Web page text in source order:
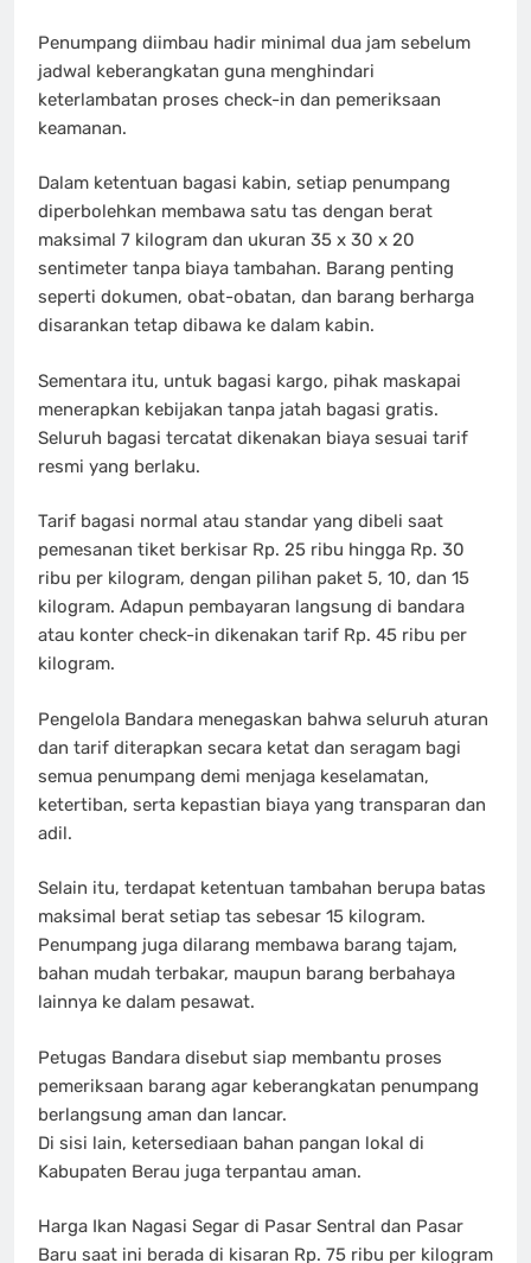
Penumpang diimbau hadir minimal dua jam sebelum
jadwal keberangkatan guna menghindari
keterlambatan proses check-in dan pemeriksaan
keamanan.
Dalam ketentuan bagasi kabin, setiap penumpang
diperbolehkan membawa satu tas dengan berat
maksimal 7 kilogram dan ukuran 35 x 30 x 20
sentimeter tanpa biaya tambahan. Barang penting
seperti dokumen, obat-obatan, dan barang berharga
disarankan tetap dibawa ke dalam kabin.
Sementara itu, untuk bagasi kargo, pihak maskapai
menerapkan kebijakan tanpa jatah bagasi gratis.
Seluruh bagasi tercatat dikenakan biaya sesuai tarif
resmi yang berlaku.
Tarif bagasi normal atau standar yang dibeli saat
pemesanan tiket berkisar Rp. 25 ribu hingga Rp. 30
ribu per kilogram, dengan pilihan paket 5, 10, dan 15
kilogram. Adapun pembayaran langsung di bandara
atau konter check-in dikenakan tarif Rp. 45 ribu per
kilogram.
Pengelola Bandara menegaskan bahwa seluruh aturan
dan tarif diterapkan secara ketat dan seragam bagi
semua penumpang demi menjaga keselamatan,
ketertiban, serta kepastian biaya yang transparan dan
adil.
Selain itu, terdapat ketentuan tambahan berupa batas
maksimal berat setiap tas sebesar 15 kilogram.
Penumpang juga dilarang membawa barang tajam,
bahan mudah terbakar, maupun barang berbahaya
lainnya ke dalam pesawat.
Petugas Bandara disebut siap membantu proses
pemeriksaan barang agar keberangkatan penumpang
berlangsung aman dan lancar.
Di sisi lain, ketersediaan bahan pangan lokal di
Kabupaten Berau juga terpantau aman.
Harga Ikan Nagasi Segar di Pasar Sentral dan Pasar
Baru saat ini berada di kisaran Rp. 75 ribu per kilogram